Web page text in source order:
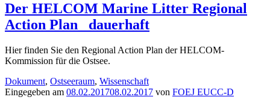
Der HELCOM Marine Litter Regional
Action Plan dauerhaft
Hier finden Sie den Regional Action Plan der HELCOM-
Kommission für die Ostsee.
Dokument, Ostseeraum, Wissenschaft
Eingegeben am 08.02.201708.02.2017 von FOEJ EUCC-D